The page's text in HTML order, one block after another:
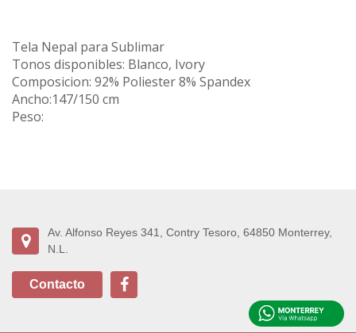
Tela Nepal para Sublimar
Tonos disponibles: Blanco, Ivory
Composicion: 92% Poliester 8% Spandex
Ancho:147/150 cm
Peso:
Av. Alfonso Reyes 341, Contry Tesoro, 64850 Monterrey,
N.L.
Contacto